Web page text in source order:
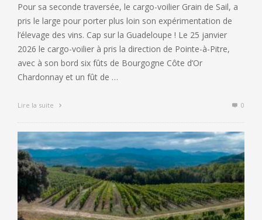
Pour sa seconde traversée, le cargo-voilier Grain de Sail, a
pris le large pour porter plus loin son expérimentation de
l’élevage des vins. Cap sur la Guadeloupe ! Le 25 janvier
2026 le cargo-voilier à pris la direction de Pointe-à-Pitre,
avec à son bord six fûts de Bourgogne Côte d’Or
Chardonnay et un fût de …
Lire la suite 0